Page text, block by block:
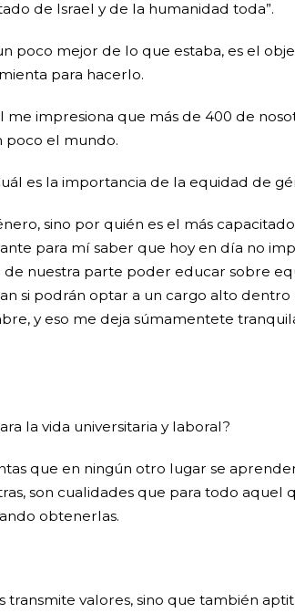
de Israel y de la humanidad toda”.
mejor de lo que estaba, es el
para hacerlo.
impresiona que más de 400 de
poco el mundo.
es la importancia de la equidad de
sino por quién es el más
para mí saber que hoy en día no
nuestra parte poder educar sobre
si podrán optar a un cargo alto
y eso me deja súmamentete
la vida universitaria y laboral?
que en ningún otro lugar se
son cualidades que para todo aquel
obtenerlas.
valores, sino que también